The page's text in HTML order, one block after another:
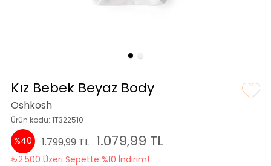
Kız Bebek Beyaz Body
Oshkosh
Ürün kodu: 1T322510
%40 1.799,99 TL 1.079,99 TL
₺2.500 Üzeri Sepette %10 İndirim!